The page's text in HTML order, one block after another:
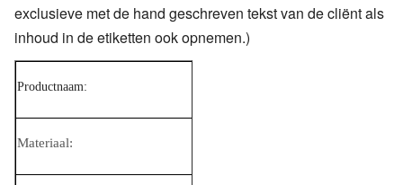
exclusieve met de hand geschreven tekst van de cliënt als
inhoud in de etiketten ook opnemen.)
Productnaam:
Materiaal: